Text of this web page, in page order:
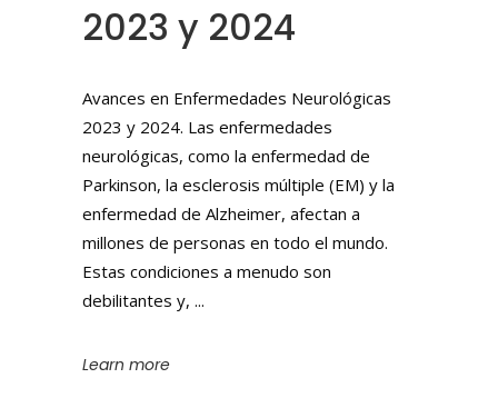
2023 y 2024
Avances en Enfermedades Neurológicas
2023 y 2024. Las enfermedades
neurológicas, como la enfermedad de
Parkinson, la esclerosis múltiple (EM) y la
enfermedad de Alzheimer, afectan a
millones de personas en todo el mundo.
Estas condiciones a menudo son
debilitantes y,
Learn more